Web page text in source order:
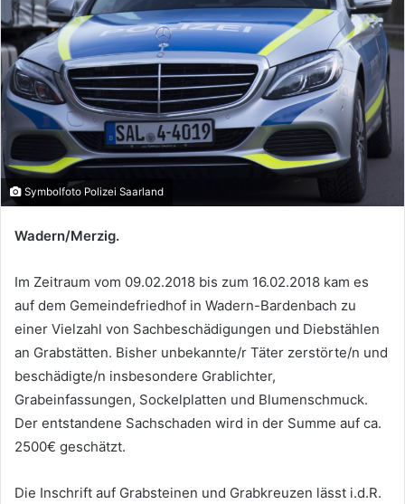
Symbolfoto Polizei Saarland
Wadern/Merzig.
Im Zeitraum vom 09.02.2018 bis zum 16.02.2018 kam es
auf dem Gemeindefriedhof in Wadern-Bardenbach zu
einer Vielzahl von Sachbeschädigungen und Diebstählen
an Grabstätten. Bisher unbekannte/r Täter zerstörte/n und
beschädigte/n insbesondere Grablichter,
Grabeinfassungen, Sockelplatten und Blumenschmuck.
Der entstandene Sachschaden wird in der Summe auf ca.
2500€ geschätzt.
Die Inschrift auf Grabsteinen und Grabkreuzen lässt i.d.R.